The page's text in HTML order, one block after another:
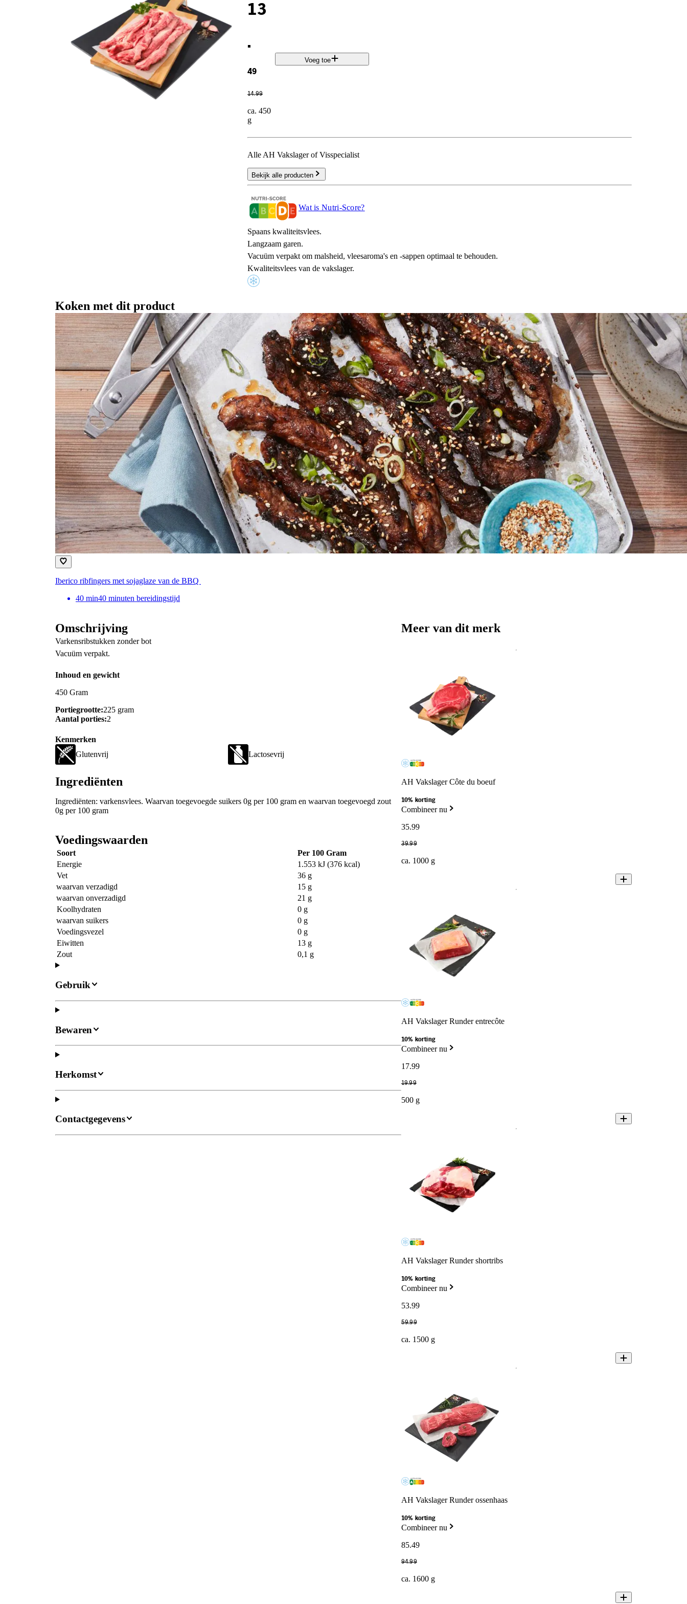
13
.
49
14.99
ca. 450
g
Voeg toe
Alle AH Vakslager of Visspecialist
Bekijk alle producten
Wat is Nutri-Score?
Spaans kwaliteitsvlees.
Langzaam garen.
Vacuüm verpakt om malsheid, vleesaroma's en -sappen optimaal te behouden.
Kwaliteitsvlees van de vakslager.
Koken met dit product
Iberico ribfingers met sojaglaze van de BBQ
40 min40 minuten bereidingstijd
Omschrijving
Varkensribstukken zonder bot
Vacuüm verpakt.
Inhoud en gewicht
450 Gram
Portiegrootte:225 gram
Aantal porties:2
Kenmerken
Glutenvrij
Lactosevrij
Ingrediënten
Ingrediënten: varkensvlees. Waarvan toegevoegde suikers 0g per 100 gram en waarvan toegevoegd zout
0g per 100 gram
Voedingswaarden
Soort
Per 100 Gram
Energie
1.553 kJ (376 kcal)
Vet
36 g
waarvan verzadigd
15 g
waarvan onverzadigd
21 g
Koolhydraten
0 g
waarvan suikers
0 g
Voedingsvezel
0 g
Eiwitten
13 g
Zout
0,1 g
Gebruik
Bewaren
Herkomst
Contactgegevens
Meer van dit merk
AH Vakslager Côte du boeuf
10% korting
Combineer nu
35.99
39.99
ca. 1000 g
AH Vakslager Runder entrecôte
10% korting
Combineer nu
17.99
19.99
500 g
AH Vakslager Runder shortribs
10% korting
Combineer nu
53.99
59.99
ca. 1500 g
AH Vakslager Runder ossenhaas
10% korting
Combineer nu
85.49
94.99
ca. 1600 g